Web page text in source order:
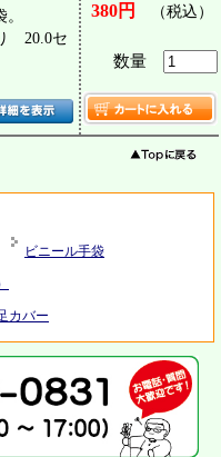
20.0セ
380円 （税込）
数量
ビニール手袋
カバー